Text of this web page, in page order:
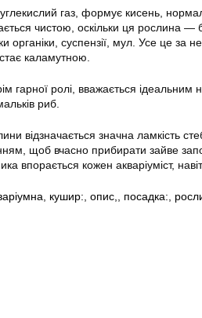
газ, формує кисень,
чистою, оскільки ця рослина —
органіки, суспензії, мул. Усе це за
каламутною.
гарної ролі, вважається
риб.
відзначається значна ламкість
щоб вчасно прибирати зайве
впорається кожен акваріуміст,
кушир: опис, посадка: